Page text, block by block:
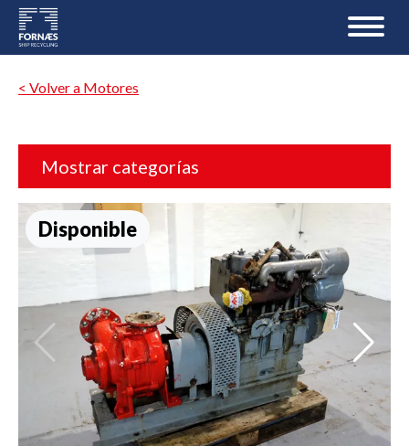
< Volver a Motores
Mostrar categorías
Disponible